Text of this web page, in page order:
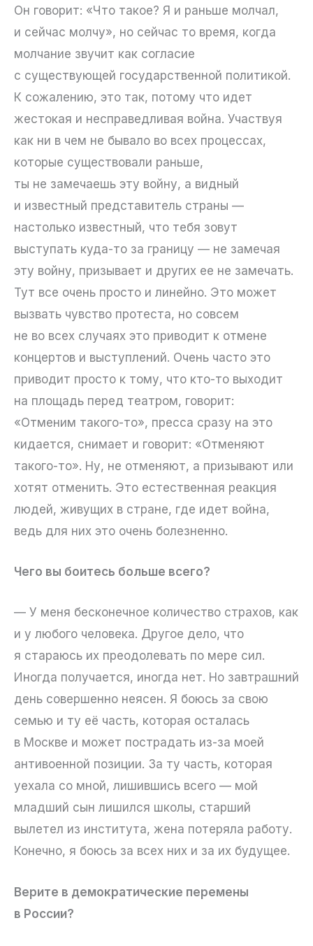
Он говорит: «Что такое? Я и раньше молчал,
и сейчас молчу», но сейчас то время, когда
молчание звучит как согласие
с существующей государственной политикой.
К сожалению, это так, потому что идет
жестокая и несправедливая война. Участвуя
как ни в чем не бывало во всех процессах,
которые существовали раньше,
ты не замечаешь эту войну, а видный
и известный представитель страны —
настолько известный, что тебя зовут
выступать куда-то за границу — не замечая
эту войну, призывает и других ее не замечать.
Тут все очень просто и линейно. Это может
вызвать чувство протеста, но совсем
не во всех случаях это приводит к отмене
концертов и выступлений. Очень часто это
приводит просто к тому, что кто-то выходит
на площадь перед театром, говорит:
«Отменим такого-то», пресса сразу на это
кидается, снимает и говорит: «Отменяют
такого-то». Ну, не отменяют, а призывают или
хотят отменить. Это естественная реакция
людей, живущих в стране, где идет война,
ведь для них это очень болезненно.
Чего вы боитесь больше всего?
— У меня бесконечное количество страхов, как
и у любого человека. Другое дело, что
я стараюсь их преодолевать по мере сил.
Иногда получается, иногда нет. Но завтрашний
день совершенно неясен. Я боюсь за свою
семью и ту её часть, которая осталась
в Москве и может пострадать из-за моей
антивоенной позиции. За ту часть, которая
уехала со мной, лишившись всего — мой
младший сын лишился школы, старший
вылетел из института, жена потеряла работу.
Конечно, я боюсь за всех них и за их будущее.
Верите в демократические перемены
в России?